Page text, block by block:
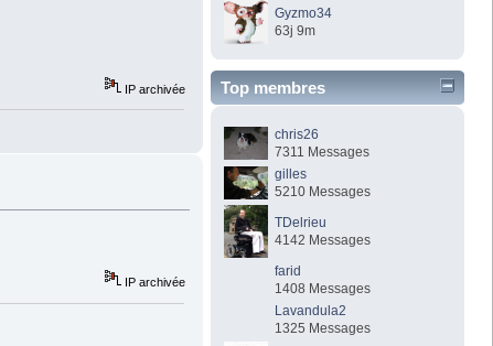
IP archivée
IP archivée
Gyzmo34
63j 9m
Top membres
chris26
7311 Messages
gilles
5210 Messages
TDelrieu
4142 Messages
farid
1408 Messages
Lavandula2
1325 Messages